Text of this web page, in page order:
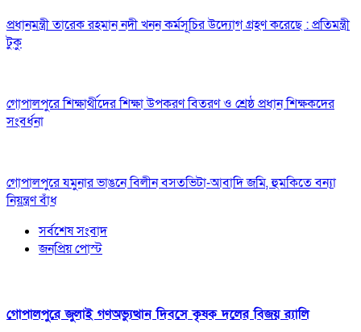
প্রধানমন্ত্রী তারেক রহমান নদী খনন কর্মসূচির উদ্যোগ গ্রহণ করেছে : প্রতিমন্ত্রী
টুকু
গোপালপুরে শিক্ষার্থীদের শিক্ষা উপকরণ বিতরণ ও শ্রেষ্ঠ প্রধান শিক্ষকদের
সংবর্ধনা
গোপালপুরে যমুনার ভাঙনে বিলীন বসতভিটা-আবাদি জমি, হুমকিতে বন্যা
নিয়ন্ত্রণ বাঁধ
সর্বশেষ সংবাদ
জনপ্রিয় পোস্ট
গোপালপুরে জুলাই গণঅভ্যুত্থান দিবসে কৃষক দলের বিজয় র‍্যালি